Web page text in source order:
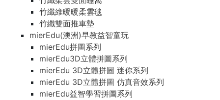
竹纖維暖暖柔雲毯
竹纖雙面推車墊
mierEdu(澳洲)早教益智童玩
mierEdu拼圖系列
mierEdu3D立體拼圖系列
mierEdu 3D立體拼圖 迷你系列
mierEdu 3D立體拼圖 仿真音效系列
mierEdu益智學習拼圖系列